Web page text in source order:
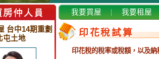
台中14期重劃
屯土地
我要買屋 我要租屋
印花稅試算
印花稅的稅率或稅額，以及納